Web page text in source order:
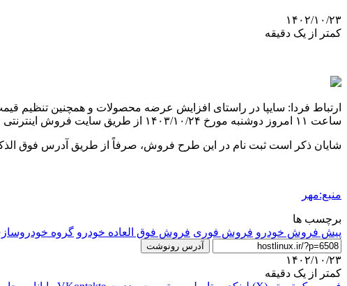
۱۴۰۲/۱۰/۲۳
کمتر از یک دقیقه
ارتباط فردا: سایپا در راستای افزایش عرضه محصولات و همچنین تنظیم
ساعت ۱۱ امروز دوشنبه مورخ ۱۴۰۳/۱۰/۲۴ از طریق سایت فروش اینترنتی محصولات گروه خودروسازی سایپا به آدرس https://saipa.iranecar.com تا زمان تکمیل ظرفیت فعال کرد.
شایان ذکر است ثبت نام در این طرح فروش، صرفاً از طریق آدرس فوق
منبع:مهر
برچسب ها
پیش فروش خودرو فروش فوری فروش فوق العاده خودرو گروه
آدرس رونوشت
۱۴۰۲/۱۰/۲۳
کمتر از یک دقیقه